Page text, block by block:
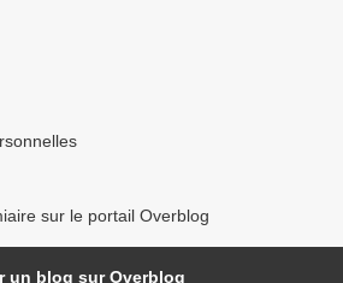
sur le portail Overblog
un blog sur Overblog